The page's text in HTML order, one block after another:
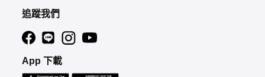
追蹤我們
App 下載